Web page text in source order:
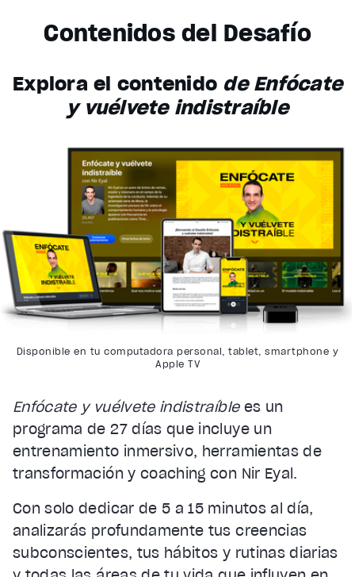
Contenidos del Desafío
Explora el contenido de Enfócate
y vuélvete indistraíble
Enfócate y vuélvete indistraíblees un
programa de 27 días que incluye un
entrenamiento inmersivo, herramientas de
transformación y coaching con Nir Eyal.
Con solo dedicar de 5 a 15 minutos al día,
analizarás profundamente tus creencias
subconscientes, tus hábitos y rutinas diarias
Disponible en tu computadora personal, tablet, smartphone y
Apple TV